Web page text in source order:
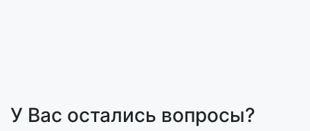
У Вас остались вопросы?